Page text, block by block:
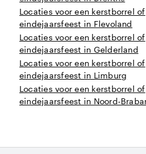
Locaties voor een kerstborrel of
eindejaarsfeest in Flevoland
Locaties voor een kerstborrel of
eindejaarsfeest in Gelderland
Locaties voor een kerstborrel of
eindejaarsfeest in Limburg
Locaties voor een kerstborrel of
eindejaarsfeest in Noord-